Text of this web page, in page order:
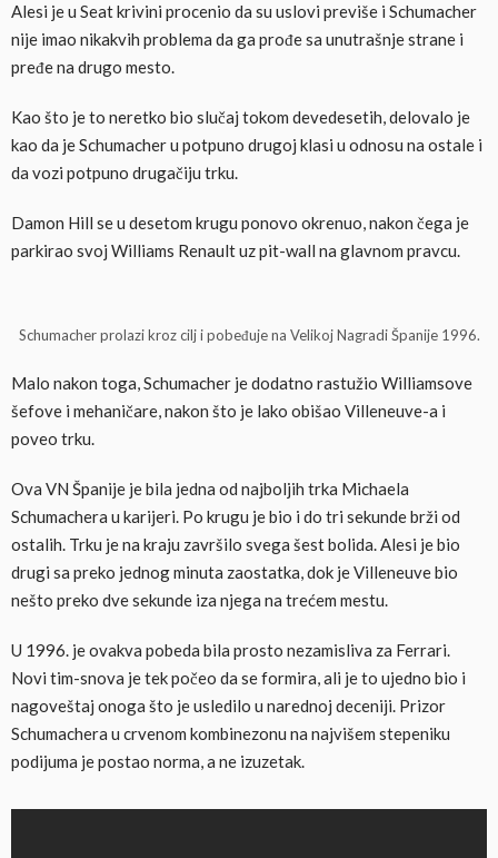
Alesi je u Seat krivini procenio da su uslovi previše i Schumacher
nije imao nikakvih problema da ga prođe sa unutrašnje strane i
pređe na drugo mesto.
Kao što je to neretko bio slučaj tokom devedesetih, delovalo je
kao da je Schumacher u potpuno drugoj klasi u odnosu na ostale i
da vozi potpuno drugačiju trku.
Damon Hill se u desetom krugu ponovo okrenuo, nakon čega je
parkirao svoj Williams Renault uz pit-wall na glavnom pravcu.
Schumacher prolazi kroz cilj i pobeđuje na Velikoj Nagradi Španije 1996.
Malo nakon toga, Schumacher je dodatno rastužio Williamsove
šefove i mehaničare, nakon što je lako obišao Villeneuve-a i
poveo trku.
Ova VN Španije je bila jedna od najboljih trka Michaela
Schumachera u karijeri. Po krugu je bio i do tri sekunde brži od
ostalih. Trku je na kraju završilo svega šest bolida. Alesi je bio
drugi sa preko jednog minuta zaostatka, dok je Villeneuve bio
nešto preko dve sekunde iza njega na trećem mestu.
U 1996. je ovakva pobeda bila prosto nezamisliva za Ferrari.
Novi tim-snova je tek počeo da se formira, ali je to ujedno bio i
nagoveštaj onoga što je usledilo u narednoj deceniji. Prizor
Schumachera u crvenom kombinezonu na najvišem stepeniku
podijuma je postao norma, a ne izuzetak.